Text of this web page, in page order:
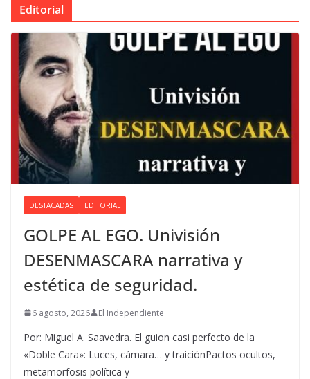
Editorial
DESTACADAS EDITORIAL
GOLPE AL EGO. Univisión
DESENMASCARA narrativa y
estética de seguridad.
6 agosto, 2026 El Independiente
Por: Miguel A. Saavedra. El guion casi perfecto de la
«Doble Cara»: Luces, cámara… y traiciónPactos ocultos,
metamorfosis política y